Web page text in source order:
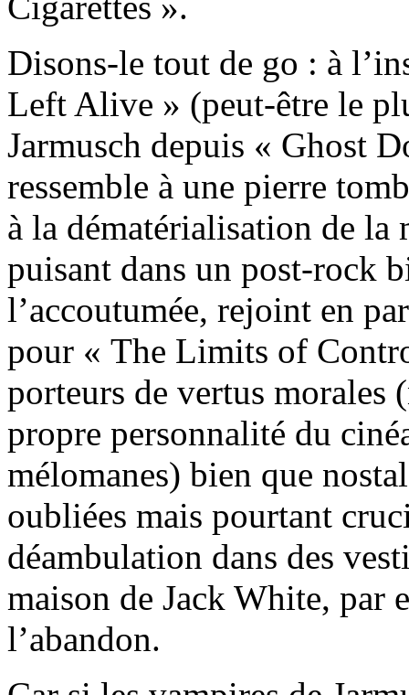
Disons-le tout de go : à
Left Alive » (peut-être le
Jarmusch depuis « Ghost
ressemble à une pierre
à la dématérialisation de la
puisant dans un post-rock
l’accoutumée, rejoint en
pour « The Limits of
porteurs de vertus morales
propre personnalité du
mélomanes) bien que
oubliées mais pourtant
déambulation dans des
maison de Jack White, par
l’abandon.